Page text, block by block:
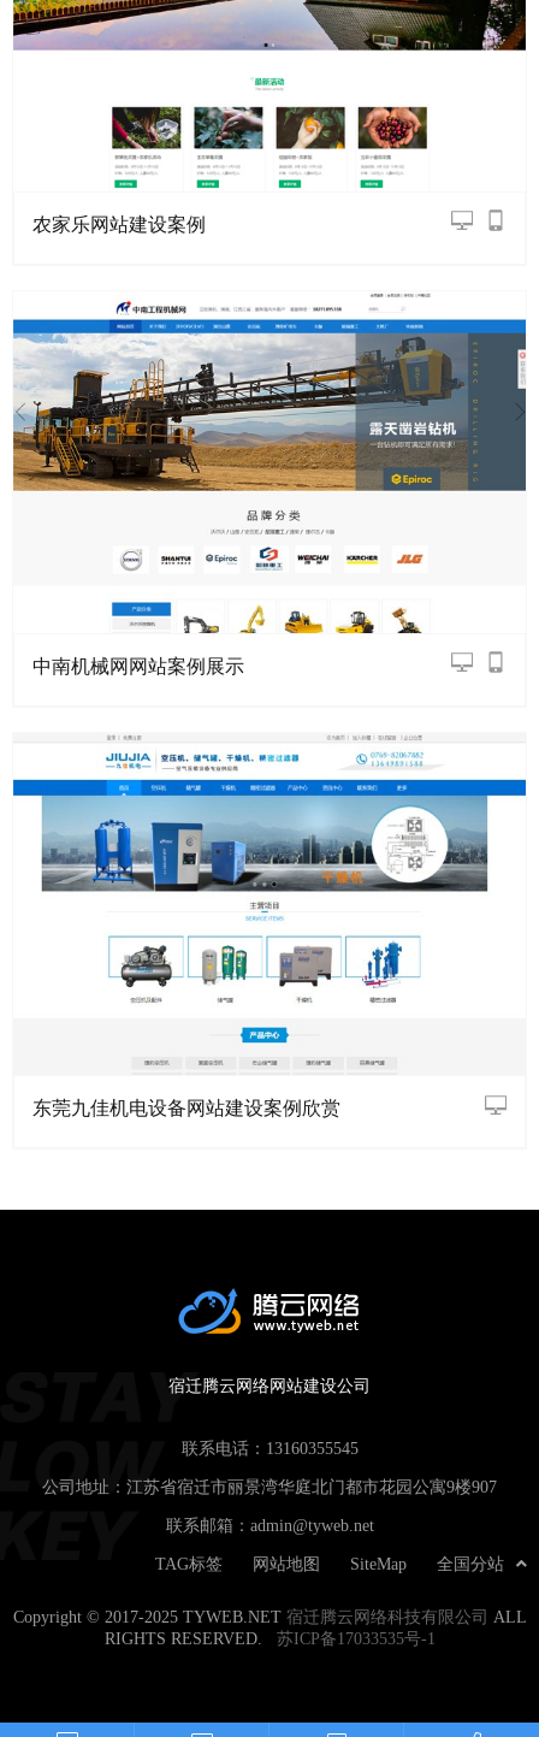
农家乐网站建设案例
中南机械网网站案例展示
东莞九佳机电设备网站建设案例欣赏
宿迁腾云网络网站建设公司
联系电话： 13160355545
公司地址：江苏省宿迁市丽景湾华庭北门都市花园公寓9楼907
联系邮箱： admin@tyweb.net
全国分站
SiteMap
网站地图
TAG标签
Copyright © 2017-2025 TYWEB.NET 宿迁腾云网络科技有限公司
ALL
RIGHTS RESERVED. 苏ICP备17033535号-1